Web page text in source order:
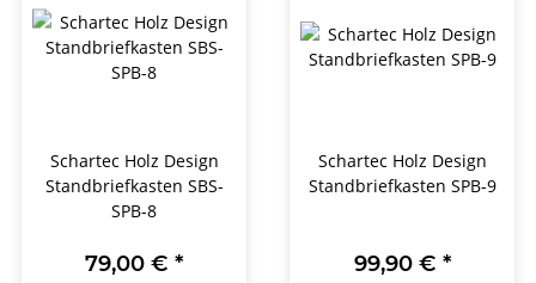
Schartec Holz Design
Standbriefkasten SBS-
SPB-8
79,00 € *
Schartec Holz Design
Standbriefkasten SPB-9
99,90 € *